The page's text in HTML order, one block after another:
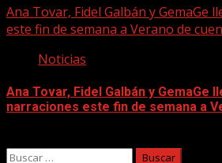
Ana Tovar, Fidel Galbán y GemaGe
este fin de semana a Verano de
Noticias
Ana Tovar, Fidel Galbán y GemaGe
narraciones este fin de semana a
Buscar: